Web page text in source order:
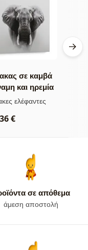
σε καμβά
και ηρεμία
ελέφαντα
ελέφαντες
€
σε απόθεμα
άμεση αποστολή